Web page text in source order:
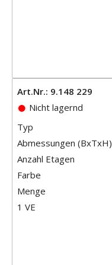
Art.Nr.: 9.148 229
Nicht lagernd
Typ
Abmessungen (BxTxH)
Anzahl Etagen
Farbe
Menge
1 VE